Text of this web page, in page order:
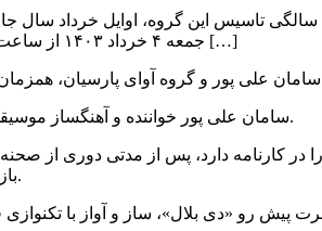
تاسیس این گروه، اوایل خرداد
جمعه ۴ خرداد ۱۴۰۳ از ساعت ۲۱ و ۳۰ دقیقه در تالار وحدت روی صحنه می‌رود. علی پور که برگزاری کنسرت‌های بسیاری […]
سامان علی پور خواننده و آهنگساز موسیقی کشورمان جمعه ۴ خرداد ۱۴۰۳ از ساعت ۲۱ و ۳۰ دقیقه در تالار وحدت روی صحنه می‌رود.
کارنامه دارد، پس از مدتی دوری از
باز می‌گردد. برگزاری این کنسرت با بیست سالگیِ تاسیس گروه آوای پارسیان همراه شده است.